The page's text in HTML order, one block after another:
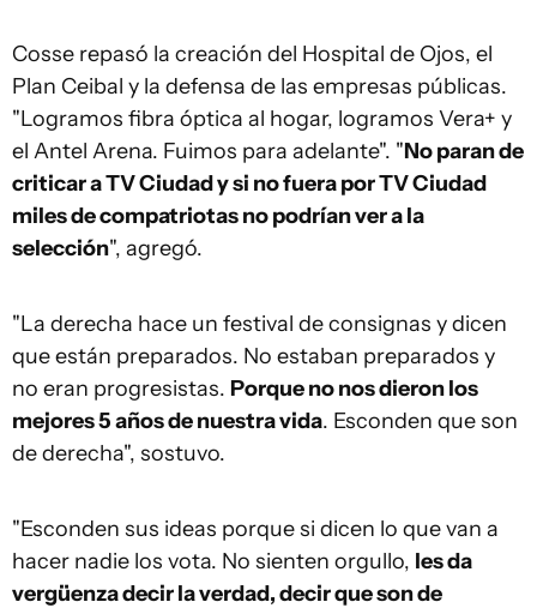
Cosse repasó la creación del Hospital de Ojos, el
Plan Ceibal y la defensa de las empresas públicas.
"Logramos fibra óptica al hogar, logramos Vera+ y
el Antel Arena. Fuimos para adelante". "No paran de
criticar a TV Ciudad y si no fuera por TV Ciudad
miles de compatriotas no podrían ver a la
selección", agregó.
"La derecha hace un festival de consignas y dicen
que están preparados. No estaban preparados y
no eran progresistas. Porque no nos dieron los
mejores 5 años de nuestra vida. Esconden que son
de derecha", sostuvo.
"Esconden sus ideas porque si dicen lo que van a
hacer nadie los vota. No sienten orgullo, les da
vergüenza decir la verdad, decir que son de